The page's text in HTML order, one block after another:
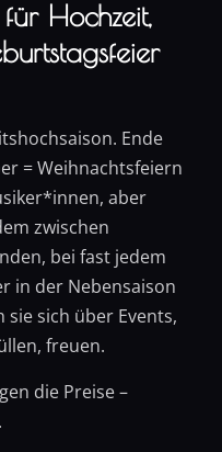
Hochzeit,
Ende
= Weihnachtsfeiern
aber
zwischen
bei fast jedem
in der Nebensaison
sie sich über Events,
freuen.
die Preise –